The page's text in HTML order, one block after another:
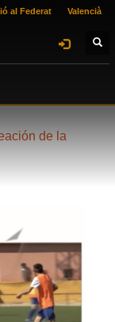
al Federat Valencià
de la